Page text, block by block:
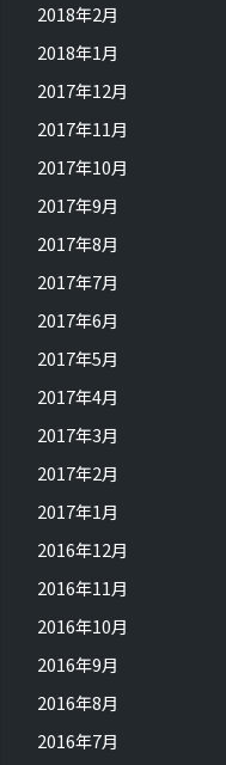
2018年2月
2018年1月
2017年12月
2017年11月
2017年10月
2017年9月
2017年8月
2017年7月
2017年6月
2017年5月
2017年4月
2017年3月
2017年2月
2017年1月
2016年12月
2016年11月
2016年10月
2016年9月
2016年8月
2016年7月